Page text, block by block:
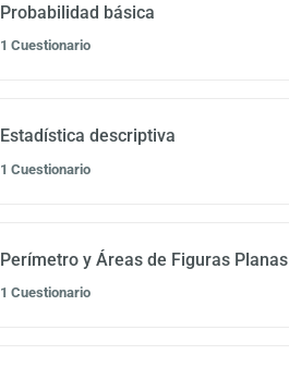
Probabilidad básica
1 Cuestionario
Estadística descriptiva
1 Cuestionario
Perímetro y Áreas de Figuras Planas
1 Cuestionario